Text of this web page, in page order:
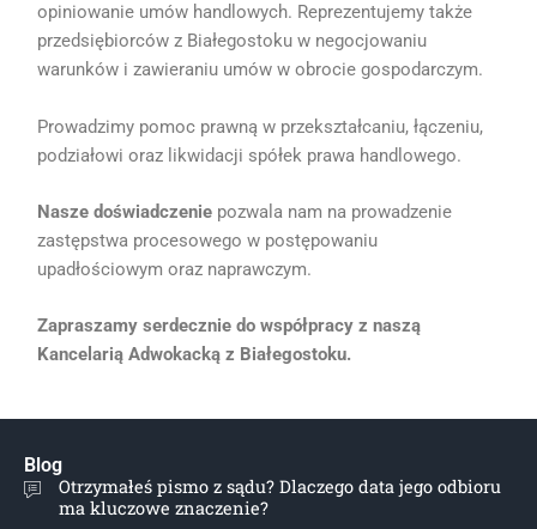
opiniowanie umów handlowych. Reprezentujemy także
przedsiębiorców z Białegostoku w negocjowaniu
warunków i zawieraniu umów w obrocie gospodarczym.
Prowadzimy pomoc prawną w przekształcaniu, łączeniu,
podziałowi oraz likwidacji spółek prawa handlowego.
Nasze doświadczenie pozwala nam na prowadzenie
zastępstwa procesowego w postępowaniu
upadłościowym oraz naprawczym.
Zapraszamy serdecznie do współpracy z naszą
Kancelarią Adwokacką z Białegostoku.
Blog
Otrzymałeś pismo z sądu? Dlaczego data jego odbioru
ma kluczowe znaczenie?